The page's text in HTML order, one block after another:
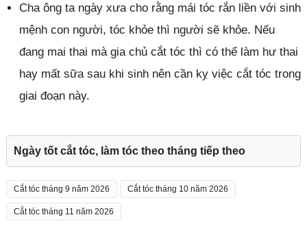
Cha ông ta ngày xưa cho rằng mái tóc rắn liền với sinh
mệnh con người, tóc khỏe thì người sẽ khỏe. Nếu
đang mai thai mà gia chủ cắt tóc thì có thể làm hư thai
hay mất sữa sau khi sinh nên cần kỵ việc cắt tóc trong
giai đoạn này.
Ngày tốt cắt tóc, làm tóc theo tháng tiếp theo
Cắt tóc tháng 9 năm 2026 Cắt tóc tháng 10 năm 2026
Cắt tóc tháng 11 năm 2026